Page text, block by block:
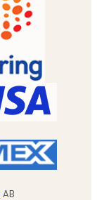
AB